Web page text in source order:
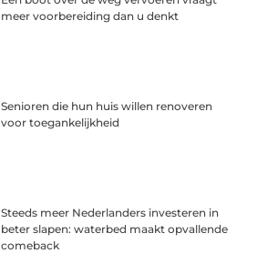
meer voorbereiding dan u denkt
Senioren die hun huis willen renoveren
voor toegankelijkheid
Steeds meer Nederlanders investeren in
beter slapen: waterbed maakt opvallende
comeback